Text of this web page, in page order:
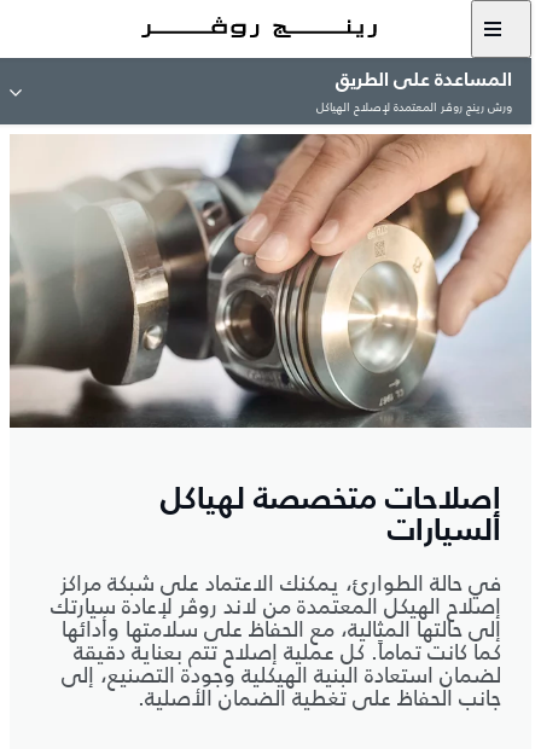
المساعدة على الطريق
ورش رينج روڤر المعتمدة لإصلاح الهياكل
إصلاحات متخصصة لهياكل
السيارات
في حالة الطوارئ، يمكنك الاعتماد على شبكة مراكز
إصلاح الهيكل المعتمدة من لاند روڤر لإعادة سيارتك
إلى حالتها المثالية، مع الحفاظ على سلامتها وأدائها
كما كانت تماماً. كل عملية إصلاح تتم بعناية دقيقة
لضمان استعادة البنية الهيكلية وجودة التصنيع، إلى
جانب الحفاظ على تغطية الضمان الأصلية.